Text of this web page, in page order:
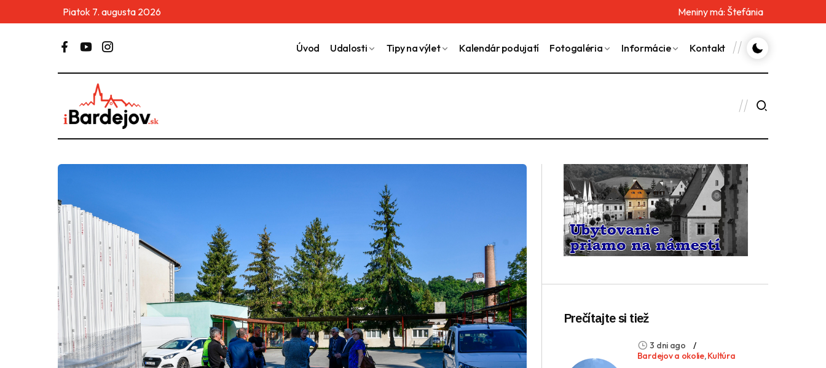
Piatok 7. augusta 2026 Meniny má: Štefánia
Úvod Udalosti Tipy na výlet Kalendár podujatí Fotogaléria Informácie Kontakt
Prečítajte si tiež
3 dni ago
Bardejov a okolie,Kultúra